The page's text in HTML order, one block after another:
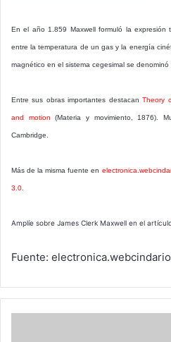
En el año 1.859 Maxwell formuló la expresión
entre la temperatura de un gas y la energía
magnético en el sistema cegesimal se denominó
Entre sus obras importantes destacanTheory
and motion (Materia y movimiento, 1876).
Cambridge.
Más de la misma fuente en
3.0
Amplíe sobre James Clerk Maxwell en el
Fuente: